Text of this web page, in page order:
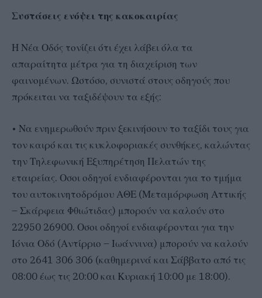
Συστάσεις ενόψει της κακοκαιρίας
Η Νέα Οδός τονίζει ότι έχει λάβει όλα τα
απαραίτητα μέτρα για τη διαχείριση των
φαινομένων. Ωστόσο, συνιστά στους οδηγούς που
πρόκειται να ταξιδέψουν τα εξής:
• Να ενημερωθούν πριν ξεκινήσουν το ταξίδι τους για
τον καιρό και τις κυκλοφοριακές συνθήκες, καλώντας
την Τηλεφωνική Εξυπηρέτηση Πελατών της
εταιρείας. Οσοι οδηγοί ενδιαφέρονται για το τμήμα
του αυτοκινητοδρόμου ΑΘΕ (Μεταμόρφωση Αττικής
– Σκάρφεια Φθιώτιδας) μπορούν να καλούν στο
22950 26900. Οσοι οδηγοί ενδιαφέρονται για την
Ιόνια Οδό (Αντίρριο – Ιωάννινα) μπορούν να καλούν
στο 2641 306 306 (καθημερινά και Σάββατο από τις
08:00 έως τις 20:00 και Κυριακή 10:00 με 18:00).